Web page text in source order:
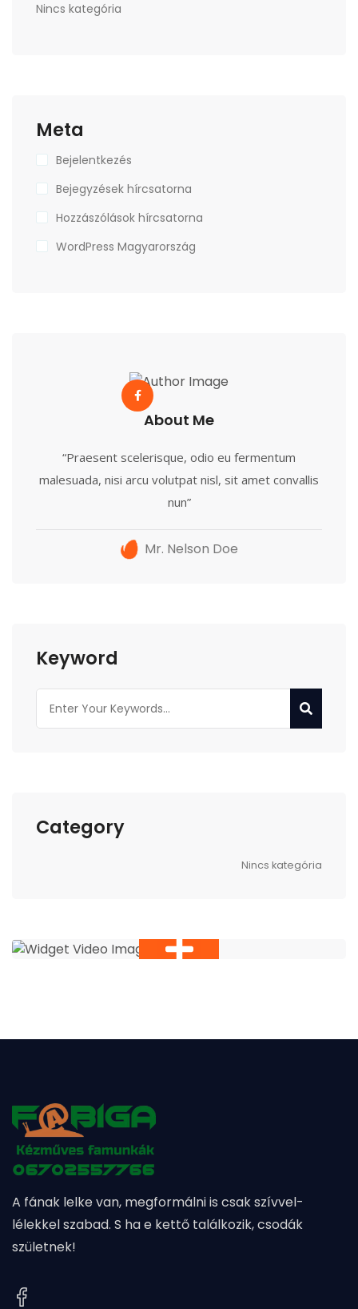
Nincs kategória
Meta
Bejelentkezés
Bejegyzések hírcsatorna
Hozzászólások hírcsatorna
WordPress Magyarország
About Me
“Praesent scelerisque, odio eu fermentum
malesuada, nisi arcu volutpat nisl, sit amet convallis
nun”
Mr. Nelson Doe
Keyword
Category
Nincs kategória
A fának lelke van, megformálni is csak szívvel-
lélekkel szabad. S ha e kettő találkozik, csodák
születnek!